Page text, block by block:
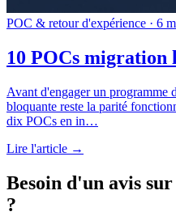
POC & retour d'expérience · 6
10 POCs migration
Avant d'engager un programme
bloquante reste la parité
dix POCs en in…
Lire l'article →
Besoin d'un avis
?